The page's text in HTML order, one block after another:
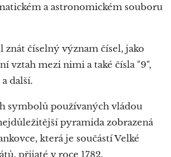
a astronomickém souboru
číselný význam čísel, jako
vztah mezi nimi a také čísla "9",
a další.
symbolů používaných vládou
pyramida zobrazená
která je součástí Velké
přijaté v roce 1782.